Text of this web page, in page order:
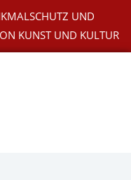
UND
KUNST UND KULTUR